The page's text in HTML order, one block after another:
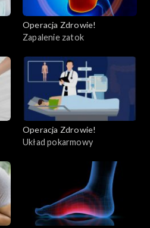
Operacja Zdrowie!
Zapalenie zatok
Operacja Zdrowie!
Układ pokarmowy